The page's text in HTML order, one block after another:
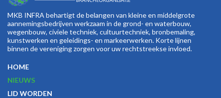
MKB INFRA behartigt de belangen van kleine en middelgrote
aannemingsbedrijven werkzaam in de grond- en waterbouw,
wegenbouw, civiele techniek, cultuurtechniek, bronbemaling,
kunstwerken en geleidings- en markeerwerken. Korte lijnen
binnen de vereniging zorgen voor uw rechtstreekse invloed.
HOME
NIEUWS
LID WORDEN